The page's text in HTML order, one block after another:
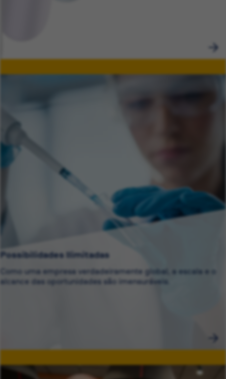
Possibilidades Ilimitadas
Como uma empresa verdadeiramente global, a escala e o
alcance das oportunidades são imensuráveis.